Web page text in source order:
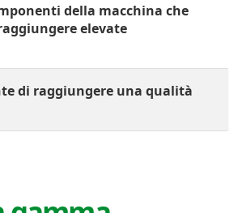
della macchina che
elevate
di raggiungere una qualità